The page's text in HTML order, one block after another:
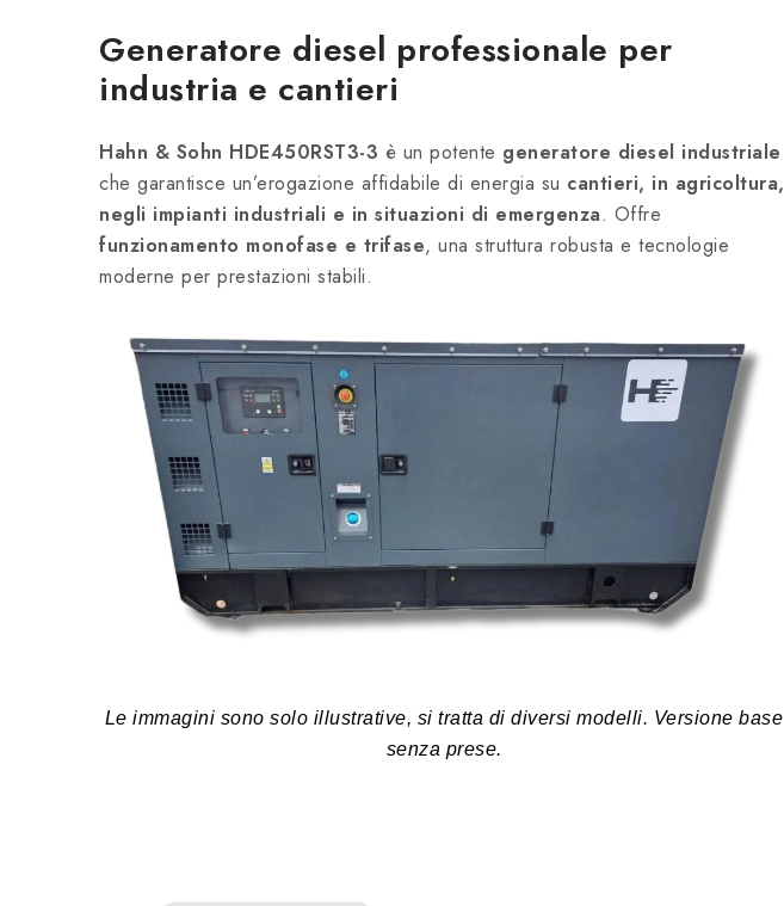
Generatore diesel professionale per
industria e cantieri
Hahn & Sohn HDE450RST3-3 è un potente generatore diesel industriale
che garantisce un’erogazione affidabile di energia su cantieri, in agricoltura,
negli impianti industriali e in situazioni di emergenza. Offre
funzionamento monofase e trifase, una struttura robusta e tecnologie
moderne per prestazioni stabili.
Le immagini sono solo illustrative, si tratta di diversi modelli. Versione base
senza prese.